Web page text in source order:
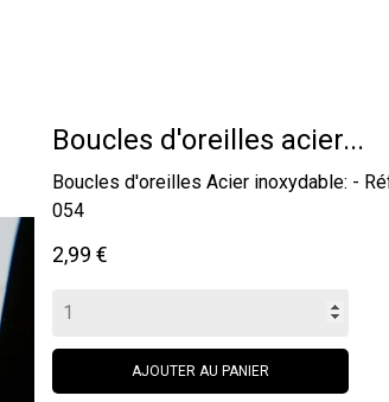
Boucles d'oreilles acier...
Boucles d'oreilles Acier inoxydable: -
054
Prix
2,99 €
AJOUTER AU PANIER